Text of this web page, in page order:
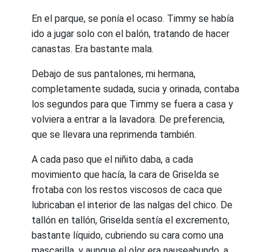
En el parque, se ponía el ocaso. Timmy se había
ido a jugar solo con el balón, tratando de hacer
canastas. Era bastante mala.
Debajo de sus pantalones, mi hermana,
completamente sudada, sucia y orinada, contaba
los segundos para que Timmy se fuera a casa y
volviera a entrar a la lavadora. De preferencia,
que se llevara una reprimenda también.
A cada paso que el niñito daba, a cada
movimiento que hacía, la cara de Griselda se
frotaba con los restos viscosos de caca que
lubricaban el interior de las nalgas del chico. De
tallón en tallón, Griselda sentía el excremento,
bastante líquido, cubriendo su cara como una